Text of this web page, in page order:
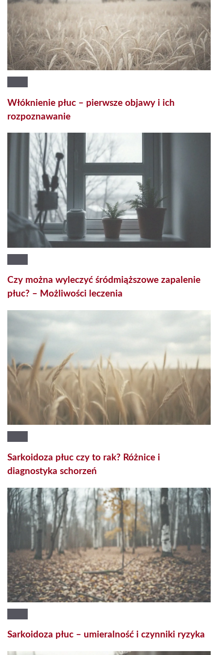
Włóknienie płuc – pierwsze objawy i ich
rozpoznawanie
Czy można wyleczyć śródmiąższowe zapalenie
płuc? – Możliwości leczenia
Sarkoidoza płuc czy to rak? Różnice i
diagnostyka schorzeń
Sarkoidoza płuc – umieralność i czynniki ryzyka